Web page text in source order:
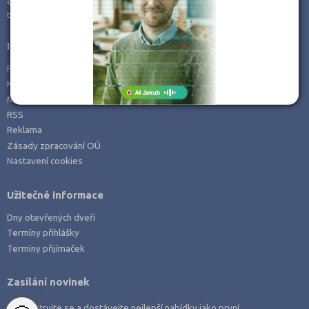
Zemědělské a ekologické
tel:
+420 606 411 115
Informace
Prohlášení o přístupnosti
Kontakt
Mapa serveru
RSS
Reklama
Zásady zpracování OÚ
Nastavení cookies
Užitečné informace
Dny otevřených dveří
Termíny přihlášky
Termíny přijímaček
Zasílání novinek